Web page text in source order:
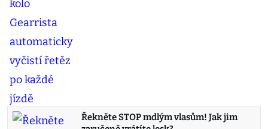
Řekněte STOP mdlým vlasům! Jak jim